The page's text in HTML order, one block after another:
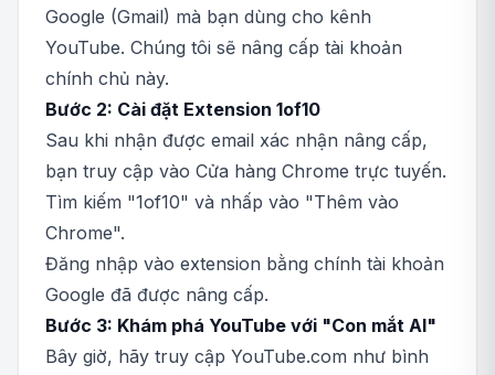
Google (Gmail) mà bạn dùng cho kênh
YouTube. Chúng tôi sẽ nâng cấp tài khoản
chính chủ này.
Bước 2: Cài đặt Extension 1of10
Sau khi nhận được email xác nhận nâng cấp,
bạn truy cập vào Cửa hàng Chrome trực tuyến.
Tìm kiếm "1of10" và nhấp vào "Thêm vào
Chrome".
Đăng nhập vào extension bằng chính tài khoản
Google đã được nâng cấp.
Bước 3: Khám phá YouTube với "Con mắt AI"
Bây giờ, hãy truy cập YouTube.com như bình